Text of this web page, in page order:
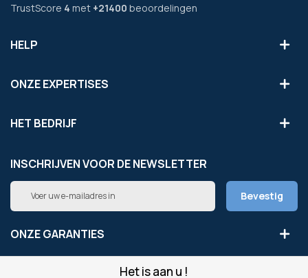
Het is aan u !
TrustScore 4 met +21400 beoordelingen
HELP
ONZE EXPERTISES
HET BEDRIJF
INSCHRIJVEN VOOR DE NEWSLETTER
Abonneer
op
onze
nieuwsbrief
Bevestig
ONZE GARANTIES